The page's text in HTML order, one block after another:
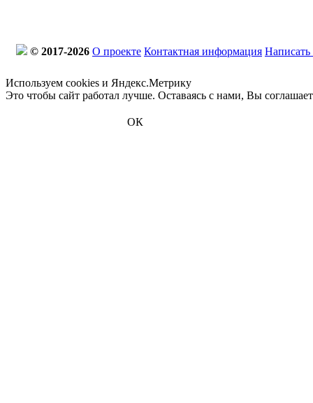
© 2017-2026 О проекте Контактная информация
Используем cookies и Яндекс.Метрику
Это чтобы сайт работал лучше. Оставаясь с нами, Вы
ОК